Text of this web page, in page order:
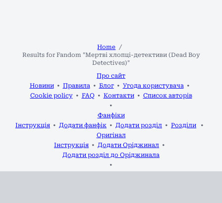
Home
Results for Fandom "Мертві хлопці-детективи (Dead Boy
Detectives)"
Про сайт
Новини
Правила Блог
Угода користувача
Cookie policy
FAQ Контакти Список авторів
Фанфіки
Інструкція
Додати фанфік Додати розділ
Розділи
Оригінал
Інструкція
Додати Оріджинал
Додати розділ до Оріджинала